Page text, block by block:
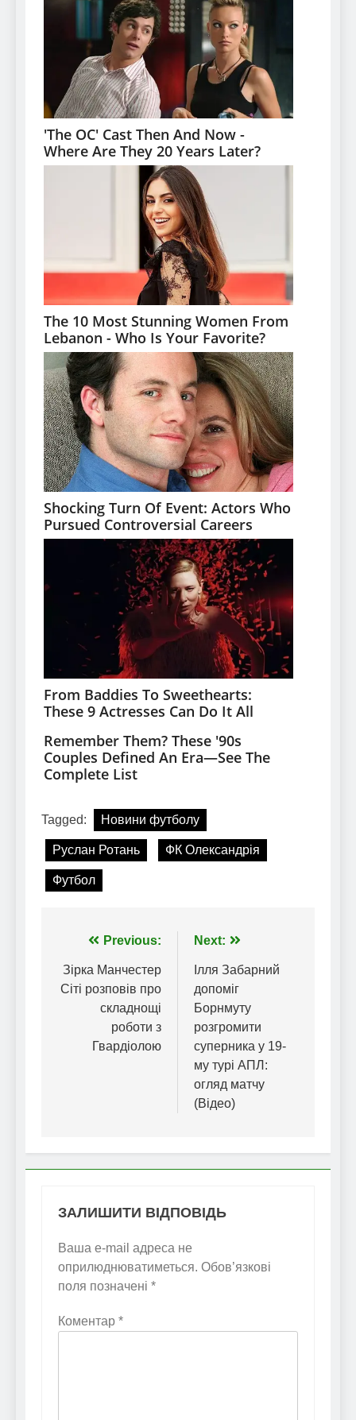
Tagged: Новини футболу
Руслан Ротань ФК Олександрія
Футбол
Навігація
записів
Previous:
Зірка Манчестер
Сіті розповів про
складнощі
роботи з
Гвардіолою
Next:
Ілля Забарний
допоміг
Борнмуту
розгромити
суперника у 19-
му турі АПЛ:
огляд матчу
(Відео)
ЗАЛИШИТИ ВІДПОВІДЬ
Ваша e-mail адреса не
оприлюднюватиметься. Обов’язкові
поля позначені *
Коментар *